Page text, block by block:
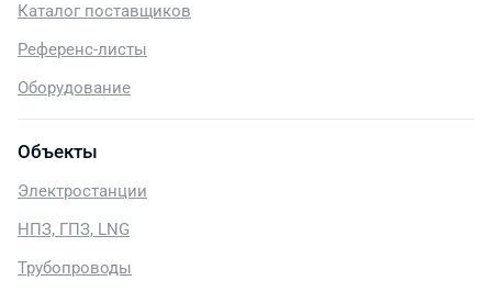
Каталог поставщиков
Референс-листы
Оборудование
Объекты
Электростанции
НПЗ, ГПЗ, LNG
Трубопроводы